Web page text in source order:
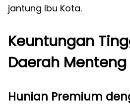
jantung Ibu Kota.
Keuntungan
Daerah Menteng
Hunian Premium